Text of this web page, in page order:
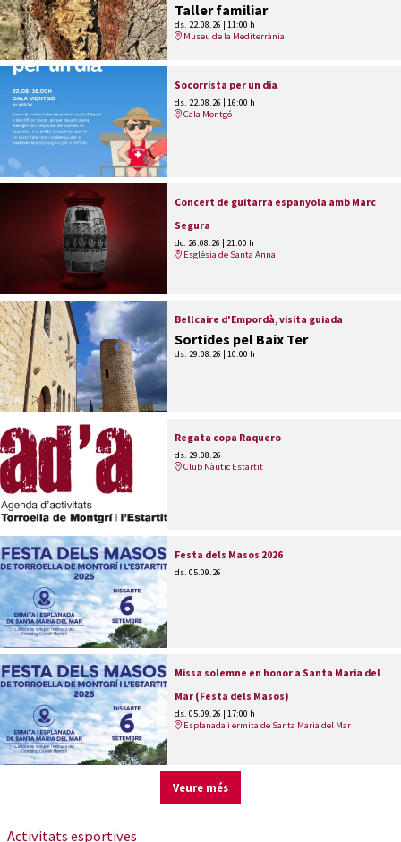
Taller familiar
ds. 22.08.26
11:00 h
Museu de la Mediterrània
Socorrista per un dia
ds. 22.08.26 | 16:00 h
Cala Montgó
Concert de guitarra espanyola amb Marc
Segura
dc. 26.08.26 | 21:00 h
Església de Santa Anna
Bellcaire d'Empordà, visita guiada
Sortides pel Baix Ter
ds. 29.08.26 10:00 h
Regata copa Raquero
ds. 29.08.26
Club Nàutic Estartit
Festa dels Masos 2026
ds. 05.09.26
Missa solemne en honor a Santa Maria del
Mar (Festa dels Masos)
ds. 05.09.26 | 17:00 h
Esplanada i ermita de Santa Maria del Mar
Veure més
Activitats esportives